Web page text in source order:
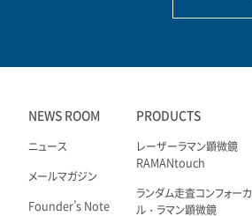
NEWS ROOM
ニュース
メールマガジン
Founder’s Note
PRODUCTS
レーザーラマン顕微鏡
RAMANtouch
ランダム走査コンフォーカ
ル・ラマン顕微鏡